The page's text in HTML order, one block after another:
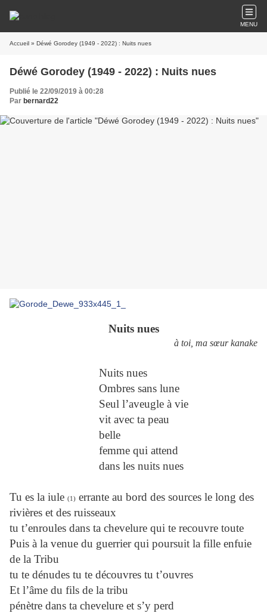
MENU
Accueil » Déwé Gorodey (1949 - 2022) : Nuits nues
Déwé Gorodey (1949 - 2022) : Nuits nues
Publié le 22/09/2019 à 00:28
Par bernard22
Nuits nues
à toi, ma sœur kanake
Nuits nues
Ombres sans lune
Seul l’aveugle à vie
vit avec ta peau
belle
femme qui attend
dans les nuits nues
Tu es la iule (1) errante au bord des sources le long des
rivières et des ruisseaux
tu t’enroules dans ta chevelure qui te recouvre toute
Puis à la venue du guerrier qui poursuit la fille enfuie
de la Tribu
tu te dénudes tu te découvres tu t’ouvres
Et l’âme du fils de la tribu
pénètre dans ta chevelure et s’y perd